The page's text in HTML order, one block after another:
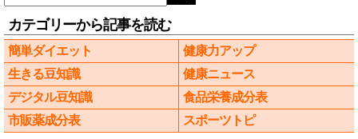
カテゴリーから記事を読む
簡単ダイエット
健康力アップ
生きる豆知識
健康ニュース
デジタル豆知識
食品栄養成分表
市販薬成分表
スポーツトピ